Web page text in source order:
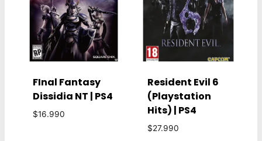
FInal Fantasy
Dissidia NT | PS4
$16.990
Resident Evil 6
(Playstation
Hits) | PS4
$27.990